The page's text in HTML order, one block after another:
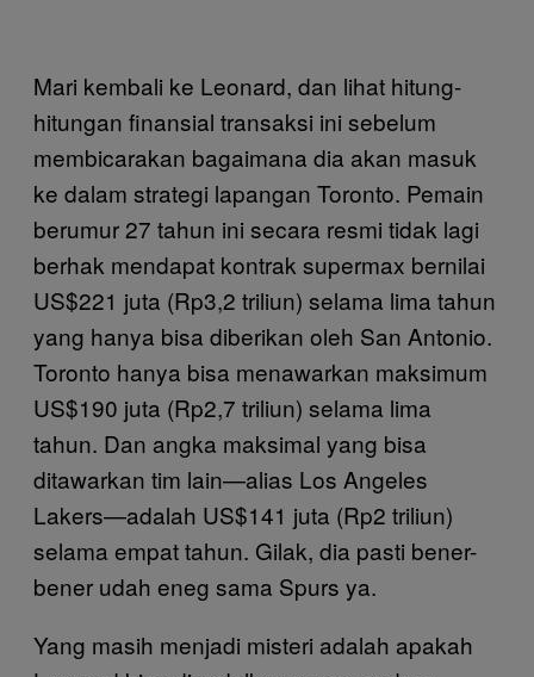
Mari kembali ke Leonard, dan lihat hitung-
hitungan finansial transaksi ini sebelum
membicarakan bagaimana dia akan masuk
ke dalam strategi lapangan Toronto. Pemain
berumur 27 tahun ini secara resmi tidak lagi
berhak mendapat kontrak supermax bernilai
US$221 juta (Rp3,2 triliun) selama lima tahun
yang hanya bisa diberikan oleh San Antonio.
Toronto hanya bisa menawarkan maksimum
US$190 juta (Rp2,7 triliun) selama lima
tahun. Dan angka maksimal yang bisa
ditawarkan tim lain—alias Los Angeles
Lakers—adalah US$141 juta (Rp2 triliun)
selama empat tahun. Gilak, dia pasti bener-
bener udah eneg sama Spurs ya.
Yang masih menjadi misteri adalah apakah